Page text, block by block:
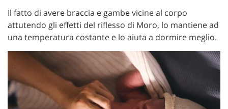
Il fatto di avere braccia e gambe vicine al corpo
attutendo gli effetti del riflesso di Moro, lo mantiene ad
una temperatura costante e lo aiuta a dormire meglio.